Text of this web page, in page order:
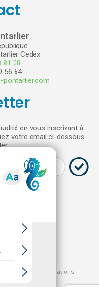
Cedex
81 38
56 64
pontarlier.com
en vous inscrivant à
votre email ci-dessous
et des Relations
Pontarlier